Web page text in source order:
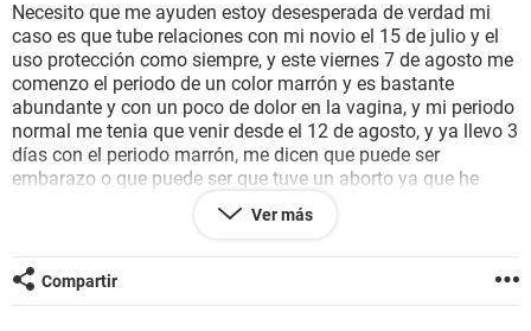
SEXUALIDAD
GLOSARIO
Necesito que me ayuden estoy desesperada de verdad mi
caso es que tube relaciones con mi novio el 15 de julio y el
uso protección como siempre, y este viernes 7 de agosto me
comenzo el periodo de un color marrón y es bastante
abundante y con un poco de dolor en la vagina, y mi periodo
normal me tenia que venir desde el 12 de agosto, y ya llevo 3
días con el periodo marrón, me dicen que puede ser
embarazo o que puede ser que tuve un aborto ya que he
votado mucho flujo marrón por estos 3 días no se que sera
estoy asustada ya me podrían responder por favor gracias
Ver más
Compartir